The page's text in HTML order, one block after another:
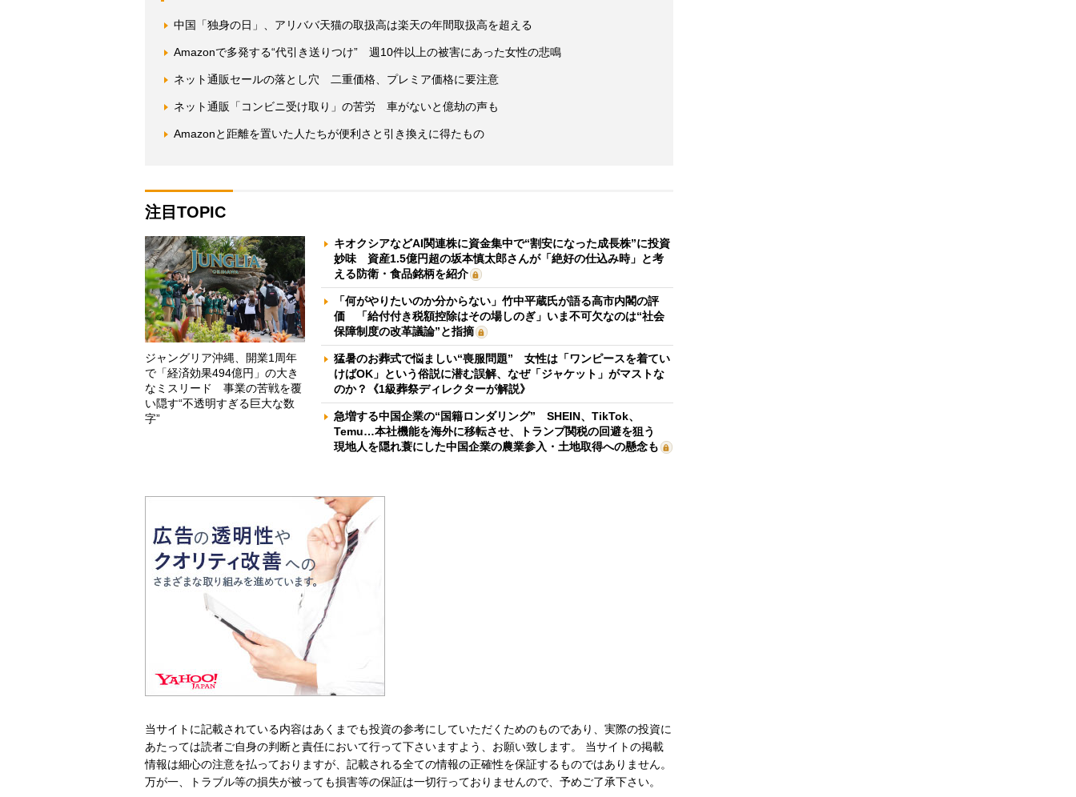
中国「独身の日」、アリババ天猫の取扱高は楽天の年間取扱高を超える
Amazonで多発する“代引き送りつけ” 週10件以上の被害にあった女性の悲鳴
ネット通販セールの落とし穴 二重価格、プレミア価格に要注意
ネット通販「コンビニ受け取り」の苦労 車がないと億劫の声も
Amazonと距離を置いた人たちが便利さと引き換えに得たもの
注目TOPIC
ジャングリア沖縄、開業1周年
で「経済効果494億円」の大き
なミスリード 事業の苦戦を覆
い隠す“不透明すぎる巨大な数
字”
キオクシアなどAI関連株に資金集中で“割安になった成長株”に投資
妙味 資産1.5億円超の坂本慎太郎さんが「絶好の仕込み時」と考
える防衛・食品銘柄を紹介
「何がやりたいのか分からない」竹中平蔵氏が語る高市内閣の評
価 「給付付き税額控除はその場しのぎ」いま不可欠なのは“社会
保障制度の改革議論”と指摘
猛暑のお葬式で悩ましい“喪服問題” 女性は「ワンピースを着てい
けばOK」という俗説に潜む誤解、なぜ「ジャケット」がマストな
のか？《1級葬祭ディレクターが解説》
急増する中国企業の“国籍ロンダリング” SHEIN、TikTok、
Temu…本社機能を海外に移転させ、トランプ関税の回避を狙う
現地人を隠れ蓑にした中国企業の農業参入・土地取得への懸念も
当サイトに記載されている内容はあくまでも投資の参考にしていただくためのものであり、実際の投資に
あたっては読者ご自身の判断と責任において行って下さいますよう、お願い致します。 当サイトの掲載
情報は細心の注意を払っておりますが、記載される全ての情報の正確性を保証するものではありません。
万が一、トラブル等の損失が被っても損害等の保証は一切行っておりませんので、予めご了承下さい。